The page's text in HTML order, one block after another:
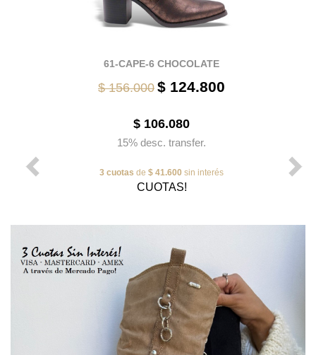
61-CAPE-6 CHOCOLATE
$ 156.000 $ 124.800
$ 106.080
15% desc. transfer.
3 cuotas de $ 41.600 sin interés
CUOTAS!